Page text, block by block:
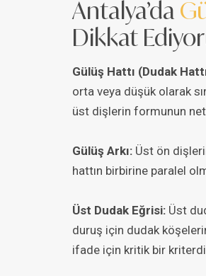
Antalya’da
Dikkat
Gülüş Hattı (Dudak
orta veya düşük olarak
üst dişlerin formunun
Gülüş Arkı: Üst ön
hattın birbirine paralel
Üst Dudak Eğrisi: Üst
duruş için dudak
ifade için kritik bir